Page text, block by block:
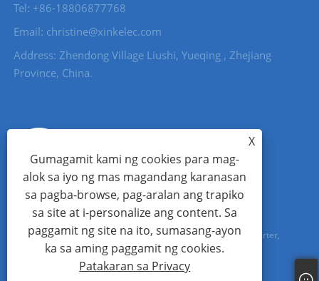
Tel: +86-18806877768
Email: christine@xinkelec.com
Address: Zhendong Village Liushi, Yueqing , Zhejiang
Province, China.
Copyright © 2023 Wenzhou Xinkong Imp&exp Co.,Ltd. - Soft Starter,
Water Meter, Ultrasonic Water Meter - All Rights reserved.
X
Gumagamit kami ng cookies para mag-
alok sa iyo ng mas magandang karanasan
sa pagba-browse, pag-aralan ang trapiko
sa site at i-personalize ang content. Sa
paggamit ng site na ito, sumasang-ayon
ka sa aming paggamit ng cookies.
Patakaran sa Privacy